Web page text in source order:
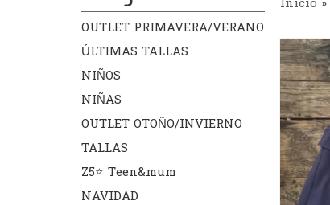
OUTLET PRIMAVERA/VERANO
ÚLTIMAS TALLAS
NIÑOS
NIÑAS
OUTLET OTOÑO/INVIERNO
TALLAS
Z5⭐️ Teen&mum
NAVIDAD
Inicio »